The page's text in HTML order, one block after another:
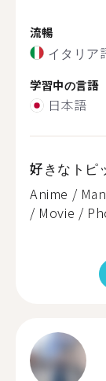
流暢
イタリア
学習中の言語
日本語
好きなトピ
Anime /
/ Movie /